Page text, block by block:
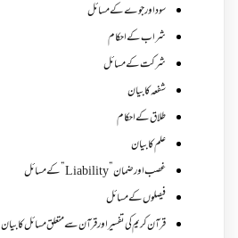
سود اور جوے کے مسائل
شراب کے احکام
شرکت کے مسائل
شفعہ کا بیان
طلاق کے احکام
علم کا بیان
غصب اورضمان”Liability” کے مسائل
فیصلوں کے مسائل
قرآن کریم کی تفسیر اور قرآن سے متعلق مسائل کا بیان